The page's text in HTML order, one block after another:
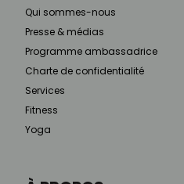
Qui sommes-nous
Presse & médias
Programme ambassadrice
Charte de confidentialité
Services
Fitness
Yoga